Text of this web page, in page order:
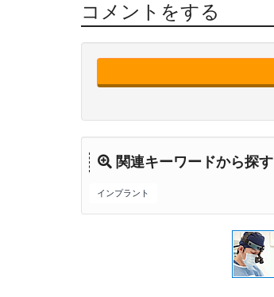
コメントをする
関連キーワードから探す
インプラント